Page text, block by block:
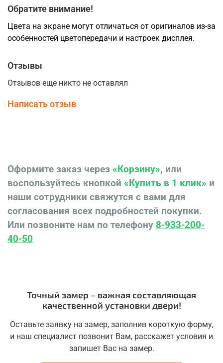
Обратите внимание!
Цвета на экране могут отличаться от оригиналов из-за
особенностей цветопередачи и настроек дисплея.
Отзывы
Отзывов еще никто не оставлял
Написать отзыв
Оформите заказ через «Корзину», или
воспользуйтесь кнопкой «Купить в 1 клик» и
наши сотрудники свяжутся с вами для
согласования всех подробностей покупки.
Или позвоните нам по телефону 8-933-200-
40-50
Точный замер – важная составляющая
качественной установки двери!
Оставьте заявку на замер, заполнив короткую форму,
и наш специалист позвонит Вам, расскажет условия и
запишет Вас на замер.